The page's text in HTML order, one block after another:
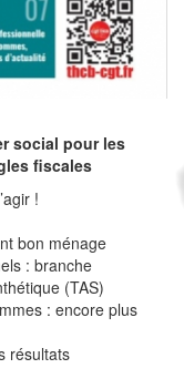
social pour les
fiscales
!
bon ménage
: branche
(TAS)
: encore plus
résultats